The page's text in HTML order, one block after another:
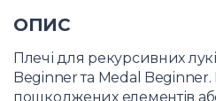
ОПИС
Плечі для рекурсивних
Beginner та Medal
пошкоджених елементів